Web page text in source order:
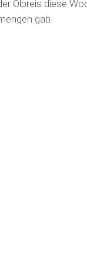
Ölpreis diese
gab.